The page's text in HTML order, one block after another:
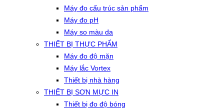
Máy đo cấu trúc sản phẩm
Máy đo pH
Máy so màu da
THIẾT BỊ THỰC PHẨM
Máy đo độ mặn
Máy lắc Vortex
Thiết bị nhà hàng
THIẾT BỊ SƠN MỰC IN
Thiết bị đo độ bóng